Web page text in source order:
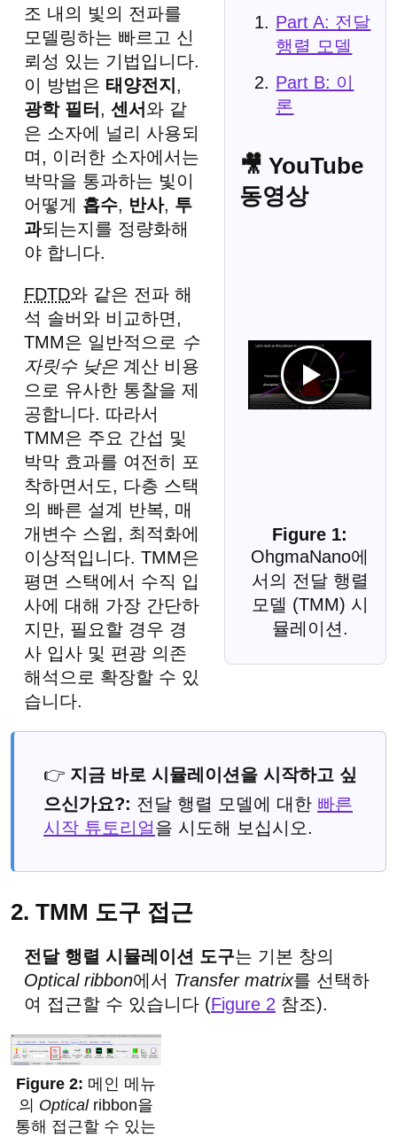
Part A: 전달
행렬 모델
Part B: 이
론
🎥 YouTube
동영상
OhgmaNano에
서의 전달 행렬
모델 (TMM) 시
뮬레이션.
조 내의 빛의 전파를
모델링하는 빠르고 신
뢰성 있는 기법입니다.
이 방법은 태양전지 ,
광학 필터 , 센서 와 같
은 소자에 널리 사용되
며, 이러한 소자에서는
박막을 통과하는 빛이
어떻게 흡수, 반사, 투
과되는지를 정량화해
야 합니다.
FDTD와 같은 전파 해
석 솔버와 비교하면,
TMM은 일반적으로 수
자릿수 낮은 계산 비용
으로 유사한 통찰을 제
공합니다. 따라서
TMM은 주요 간섭 및
박막 효과를 여전히 포
착하면서도, 다층 스택
의 빠른 설계 반복, 매
개변수 스윕, 최적화에
이상적입니다. TMM은
평면 스택에서 수직 입
사에 대해 가장 간단하
지만, 필요할 경우 경
사 입사 및 편광 의존
해석으로 확장할 수 있
습니다.
👉 지금 바로 시뮬레이션을 시작하고 싶
으신가요?: 전달 행렬 모델에 대한 빠른
시작 튜토리얼을 시도해 보십시오.
2. TMM 도구 접근
전달 행렬 시뮬레이션 도구는 기본 창의
Optical ribbon에서 Transfer matrix를 선택하
여 접근할 수 있습니다 (Figure 2 참조).
메인 메뉴
의 Opticalribbon을
통해 접근할 수 있는